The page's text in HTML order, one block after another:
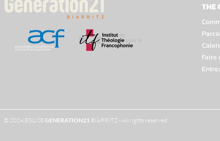
THE
Faire
© 2024 EGLISE GENERATION21 BIARRITZ - All rights reserved